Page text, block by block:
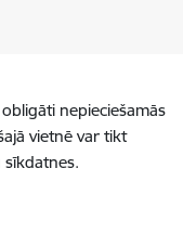
nepieciešamās
vietnē var tikt